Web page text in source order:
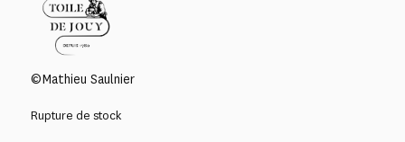
©Mathieu Saulnier
Rupture de stock